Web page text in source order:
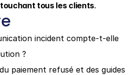
tous les clients.
incident compte-t-elle
?
paiement refusé et des guides